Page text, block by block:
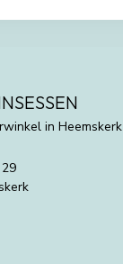
in Heemskerk